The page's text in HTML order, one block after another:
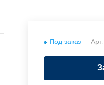
Под заказ Арт.